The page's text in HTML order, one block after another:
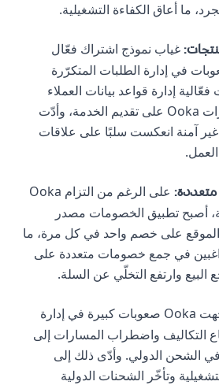
ما أعاق الكفاءة التشغيلية.
: غياب نموذج اشتراك فعّال
في إدارة الطلبات المتكرّرة
فعّالية إدارة قواعد بيانات العملاء
والاشتراكات قدرات Ooka على تقديم الخدمة، وأدّت
آمنة انعكست سلبًا على علاقات
العمل.
:
على الرغم من التزام Ooka
أصبح تطبيق الخصومات مصدر
الموقع على خصم واحد في كل مرة، ما
في جمع خصومات متعددة على
البيع وارتفع التخلّي عن السلة.
واجهت Ooka صعوبات كبيرة في إدارة
التكاليف واضطراب المسارات إلى
الشحن الدولي. وأدّى ذلك إلى
وتأخّر الشحنات الدولية